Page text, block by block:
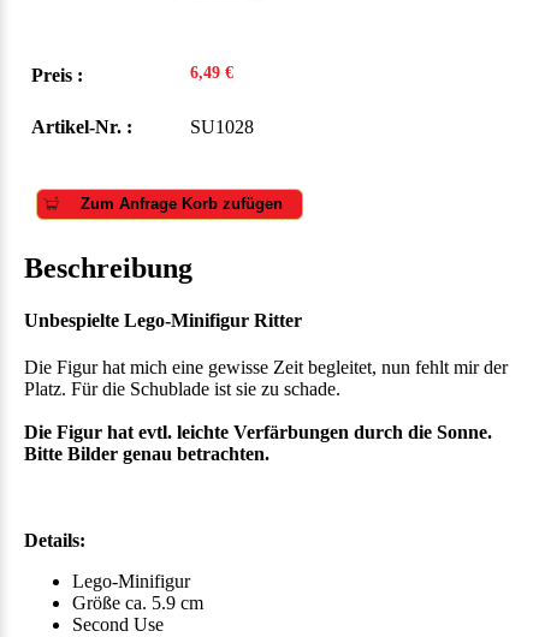
Preis : 6,49 €
Artikel-Nr. : SU1028
Zum Anfrage Korb zufügen
Beschreibung
Unbespielte Lego-Minifigur Ritter
Die Figur hat mich eine gewisse Zeit begleitet, nun fehlt mir der
Platz. Für die Schublade ist sie zu schade.
Die Figur hat evtl. leichte Verfärbungen durch die Sonne.
Bitte Bilder genau betrachten.
Details:
Lego-Minifigur
Größe ca. 5.9 cm
Second Use